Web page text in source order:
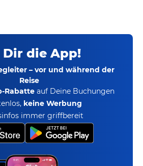
Dir die App!
– vor und während der
Reise
Rabatte auf Deine Buchungen
keine Werbung
immer griffbereit